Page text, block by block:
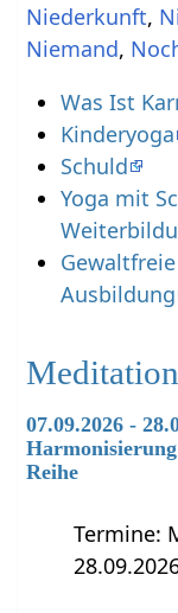
,
,
Was Ist
Kinderyoga
Schuld
Yoga mit
Ausbildung
07.09.2026 -
Reihe
Termine: